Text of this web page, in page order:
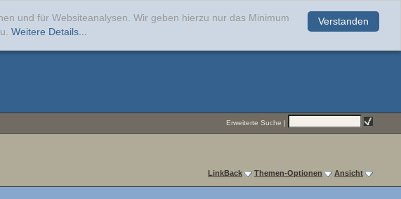
Verstanden
und für Websiteanalysen. Wir geben hierzu nur das Minimum
Weitere Details...
Erweiterte Suche |
LinkBack Themen-Optionen Ansicht